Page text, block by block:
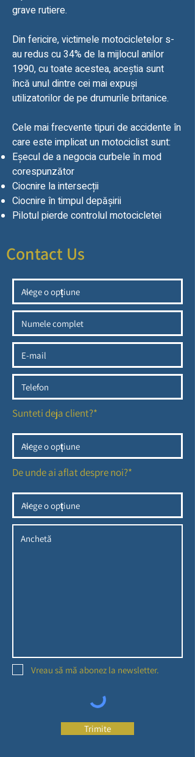
grave rutiere.
Din fericire, victimele motocicletelor s-
au redus cu 34% de la mijlocul anilor
1990, cu toate acestea, aceștia sunt
încă unul dintre cei mai expuși
utilizatorilor de pe drumurile britanice.
Cele mai frecvente tipuri de accidente în
care este implicat un motociclist sunt:
Eșecul de a negocia curbele în mod
corespunzător
Ciocnire la intersecții
Ciocnire în timpul depășirii
Pilotul pierde controlul motocicletei
Contact Us
Sunteti deja client?*
De unde ai aflat despre noi?*
Vreau să mă abonez la newsletter.
Trimite